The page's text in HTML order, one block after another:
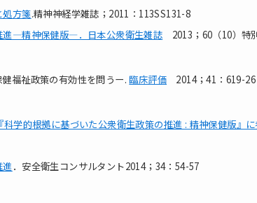
処方箋.精神神経学雑誌；2011：113SS131-8
進―精神保健版―．日本公衆衛生雑誌 2013；60（10）特
福祉政策の有効性を問うー.臨床評価 2014；41：619-26
学的根拠に基づいた公衆衛生政策の推進 : 精神保健版』
進．安全衛生コンサルタント2014；34：54-57